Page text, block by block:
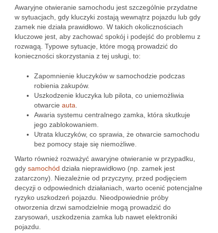
Awaryjne otwieranie samochodu jest szczególnie przydatne
w sytuacjach, gdy kluczyki zostają wewnątrz pojazdu lub gdy
zamek nie działa prawidłowo. W takich okolicznościach
kluczowe jest, aby zachować spokój i podejść do problemu z
rozwagą. Typowe sytuacje, które mogą prowadzić do
konieczności skorzystania z tej usługi, to:
Zapomnienie kluczyków w samochodzie podczas
robienia zakupów.
Uszkodzenie kluczyka lub pilota, co uniemożliwia
otwarcie auta
Awaria systemu centralnego zamka, która skutkuje
jego zablokowaniem.
Utrata kluczyków, co sprawia, że otwarcie samochodu
bez pomocy staje się niemożliwe.
Warto również rozważyć awaryjne otwieranie w przypadku,
gdy samochód działa nieprawidłowo (np. zamek jest
zatarczony). Niezależnie od przyczyny, przed podjęciem
decyzji o odpowiednich działaniach, warto ocenić potencjalne
ryzyko uszkodzeń pojazdu. Nieodpowiednie próby
otworzenia drzwi samodzielnie mogą prowadzić do
zarysowań, uszkodzenia zamka lub nawet elektroniki
pojazdu.